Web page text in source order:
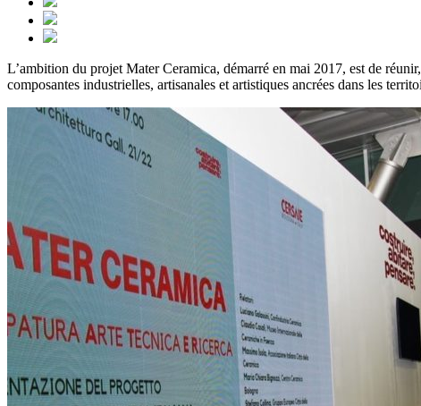
L’ambition du projet Mater Ceramica, démarré en mai 2017, est de
composantes industrielles, artisanales et artistiques ancrées dans les